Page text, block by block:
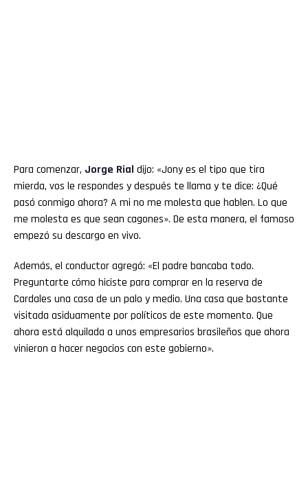
Para comenzar, Jorge Rial dijo: «Jony es el tipo que tira
mierda, vos le respondes y después te llama y te dice: ¿Qué
pasó conmigo ahora? A mi no me molesta que hablen. Lo que
me molesta es que sean cagones». De esta manera, el famoso
empezó su descargo en vivo.
Además, el conductor agregó: «El padre bancaba todo.
Preguntarte cómo hiciste para comprar en la reserva de
Cardales una casa de un palo y medio. Una casa que bastante
visitada asiduamente por políticos de este momento. Que
ahora está alquilada a unos empresarios brasileños que ahora
vinieron a hacer negocios con este gobierno».